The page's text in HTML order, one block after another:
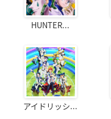
HUNTER...
アイドリッシ...